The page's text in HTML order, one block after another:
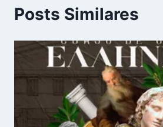
Posts Similares